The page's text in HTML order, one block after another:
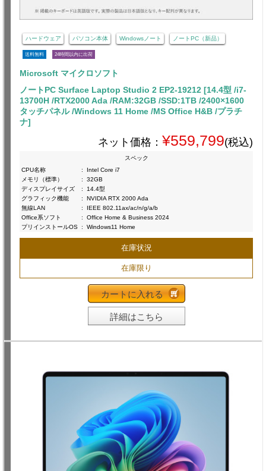
ハードウェア パソコン本体 Windowsノート ノートPC（新品）
送料無料 24時間以内に出荷
Microsoft マイクロソフト
ノートPC Surface Laptop Studio 2 EP2-19212 [14.4型 /i7-
13700H /RTX2000 Ada /RAM:32GB /SSD:1TB /2400×1600
タッチパネル /Windows 11 Home /MS Office H&B /プラチ
ナ]
ネット価格： ¥559,799(税込)
スペック
CPU名称
:
Intel Core i7
メモリ（標準）
:
32GB
ディスプレイサイズ
:
14.4型
グラフィック機能
:
NVIDIA RTX 2000 Ada
無線LAN
:
IEEE 802.11ax/ac/n/g/a/b
Office系ソフト
:
Office Home & Business 2024
プリインストールOS : Windows11 Home
在庫状況
在庫限り
カートに入れる
詳細はこちら